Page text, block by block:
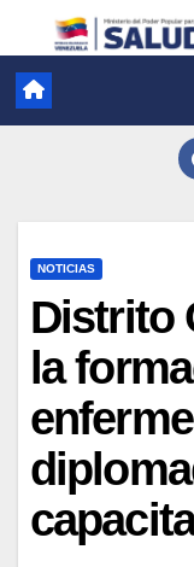
NOTICIAS
Distrito
la